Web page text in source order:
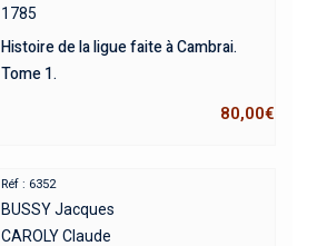
1785
Histoire de la ligue faite à Cambrai.
Tome 1.
80,00€
Réf : 6352
BUSSY Jacques
CAROLY Claude